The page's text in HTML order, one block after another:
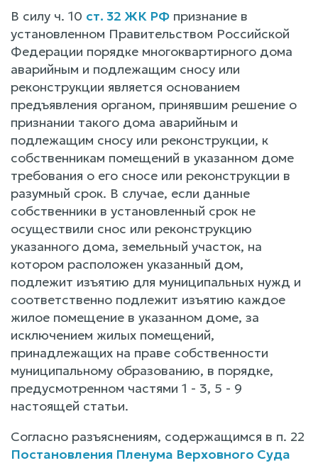
В силу ч. 10 ст. 32 ЖК РФ признание в
установленном Правительством Российской
Федерации порядке многоквартирного дома
аварийным и подлежащим сносу или
реконструкции является основанием
предъявления органом, принявшим решение о
признании такого дома аварийным и
подлежащим сносу или реконструкции, к
собственникам помещений в указанном доме
требования о его сносе или реконструкции в
разумный срок. В случае, если данные
собственники в установленный срок не
осуществили снос или реконструкцию
указанного дома, земельный участок, на
котором расположен указанный дом,
подлежит изъятию для муниципальных нужд и
соответственно подлежит изъятию каждое
жилое помещение в указанном доме, за
исключением жилых помещений,
принадлежащих на праве собственности
муниципальному образованию, в порядке,
предусмотренном частями 1 - 3, 5 - 9
настоящей статьи.
Согласно разъяснениям, содержащимся в п. 22
Постановления Пленума Верховного Суда